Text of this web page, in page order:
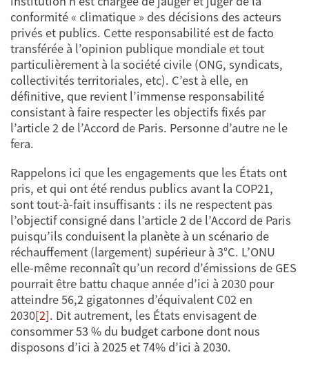
conformité « climatique » des décisions des acteurs
privés et publics. Cette responsabilité est de facto
transférée à l’opinion publique mondiale et tout
particulièrement à la société civile (ONG, syndicats,
collectivités territoriales, etc). C’est à elle, en
définitive, que revient l’immense responsabilité
consistant à faire respecter les objectifs fixés par
l’article 2 de l’Accord de Paris. Personne d’autre ne le
fera.
Rappelons ici que les engagements que les États ont
pris, et qui ont été rendus publics avant la COP21,
sont tout-à-fait insuffisants : ils ne respectent pas
l’objectif consigné dans l’article 2 de l’Accord de Paris
puisqu’ils conduisent la planète à un scénario de
réchauffement (largement) supérieur à 3°C. L’ONU
elle-même reconnaît qu’un record d’émissions de GES
pourrait être battu chaque année d’ici à 2030 pour
atteindre 56,2 gigatonnes d’équivalent C02 en
2030[2]. Dit autrement, les États envisagent de
consommer 53 % du budget carbone dont nous
disposons d’ici à 2025 et 74% d’ici à 2030.